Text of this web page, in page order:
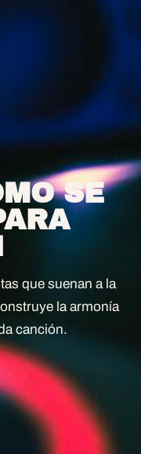
SE
que suenan a la
la armonía
canción.